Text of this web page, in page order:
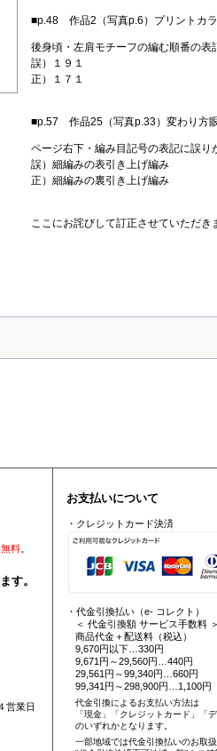
■p.48 作品2（写真p.6）プリントカ
後身頃・左肩モチーフの編む順番の表
誤）１９１
正）１７１
■p.57 作品25（写真p.33）変わり方
ページ右下・編み目記号の表記に誤り
誤）細編みの表引き上げ編み
正）細編みの裏引き上げ編み
ここにお詫びして訂正させていただき
料。
す。
営業日
お支払いについて
・クレジットカード決済
・代金引換払い（e- コレクト）
＜ 代金引換額 サービス手数料 ＞
商品代金＋配送料（税込）
9,670円以下…330円
9,671円～29,560円…440円
29,561円～99,340円…660円
99,341円～298,900円…1,100円
代金引換によるお支払い方法は
「現金」「クレジットカード」「
のいずれかとなります。
一部地域では代金引換払いのお取扱